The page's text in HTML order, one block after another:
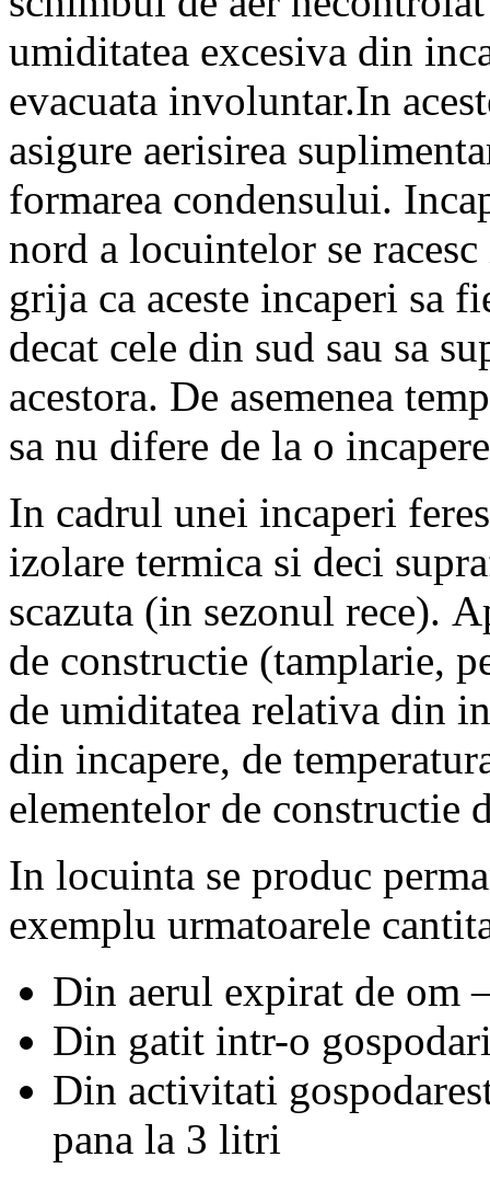
umiditatea excesiva din
evacuata involuntar.In
asigure aerisirea
formarea condensului.
nord a locuintelor se
grija ca aceste incaperi sa
decat cele din sud sau sa
acestora. De asemenea
sa nu difere de la o
In cadrul unei incaperi
izolare termica si deci
scazuta (in sezonul rece).
de constructie (tamplarie,
de umiditatea relativa din
din incapere, de
elementelor de constructie
In locuinta se produc
exemplu urmatoarele
Din aerul expirat de om
Din gatit intr-o
Din activitati
pana la 3 litri